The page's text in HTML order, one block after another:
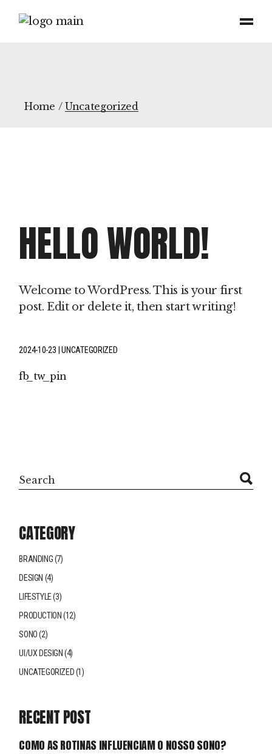
Home Uncategorized
HELLO WORLD!
Welcome to WordPress. This is your first
post. Edit or delete it, then start writing!
2024-10-23 UNCATEGORIZED
fb tw pin
Search
CATEGORY
BRANDING(7)
DESIGN (4)
LIFESTYLE(3)
PRODUCTION (12)
SONO(2)
UI/UX DESIGN (4)
UNCATEGORIZED(1)
RECENT POST
COMO AS ROTINAS INFLUENCIAM O NOSSO SONO?